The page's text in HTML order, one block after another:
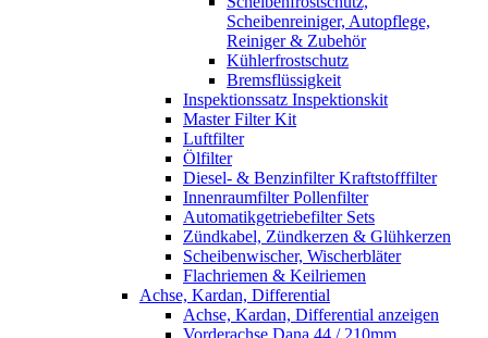
Scheibenreiniger, Autopflege,
Reiniger & Zubehör
Kühlerfrostschutz
Bremsflüssigkeit
Inspektionssatz Inspektionskit
Master Filter Kit
Luftfilter
Ölfilter
Diesel- & Benzinfilter Kraftstofffilter
Innenraumfilter Pollenfilter
Automatikgetriebefilter Sets
Zündkabel, Zündkerzen & Glühkerzen
Scheibenwischer, Wischerbläter
Flachriemen & Keilriemen
Achse, Kardan, Differential
Achse, Kardan, Differential anzeigen
Vorderachse Dana 44 / 210mm